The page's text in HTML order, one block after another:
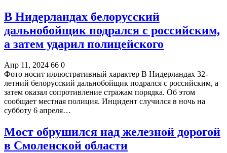
В Нидерландах белорусский
дальнобойщик подрался с российским,
а затем ударил полицейского
Апр 11, 2024 66 0
Фото носит иллюстративный характер В Нидерландах 32-
летний белорусский дальнобойщик подрался с российским, а
затем оказал сопротивление стражам порядка. Об этом
сообщает местная полиция. Инцидент случился в ночь на
субботу 6 апреля…
Мост обрушился над железной дорогой
в Смоленской области